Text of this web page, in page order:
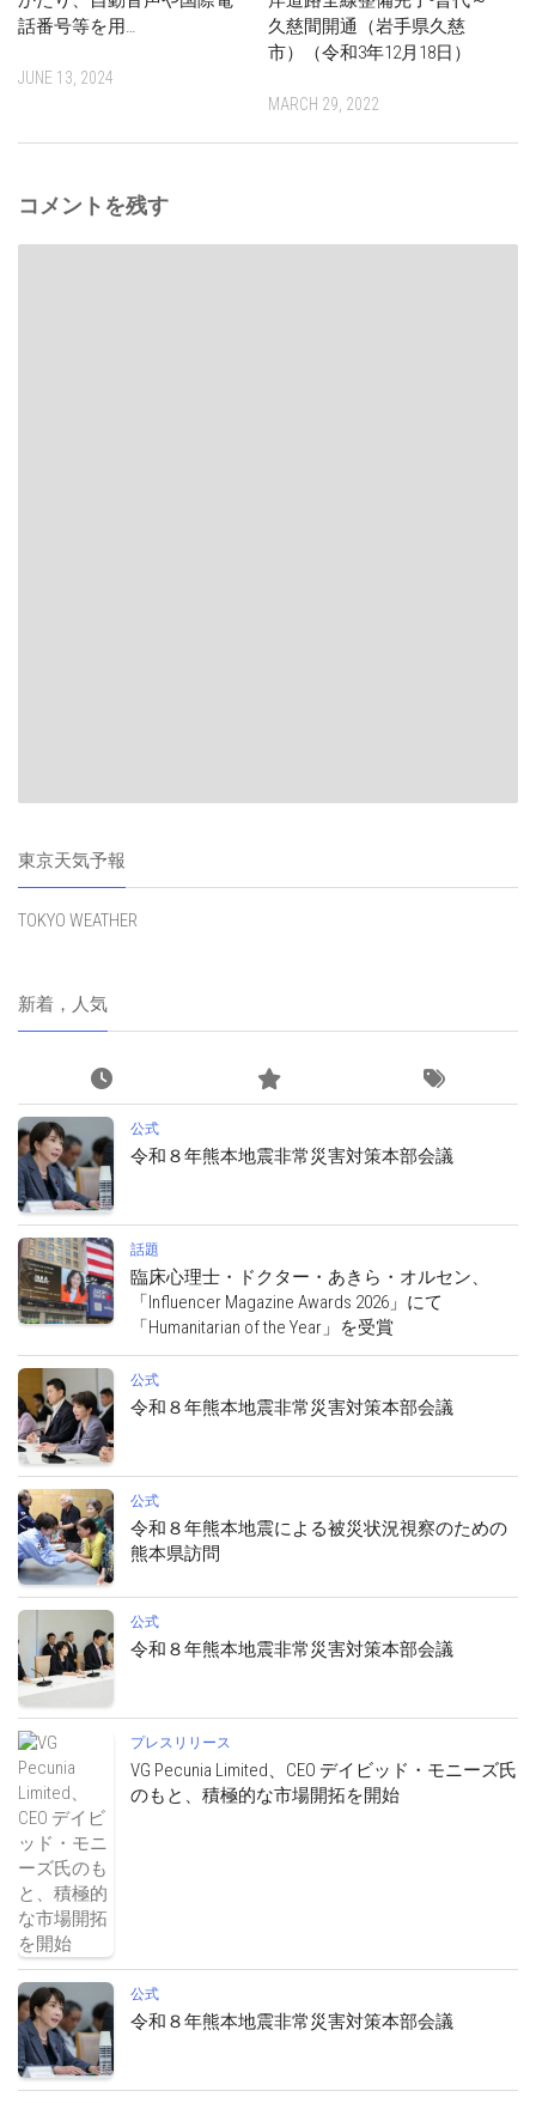
話番号等を用…
JUNE 13, 2024
久慈間開通（岩手県久慈
市）（令和3年12月18日）
MARCH 29, 2022
コメントを残す
東京天気予報
TOKYO WEATHER
新着，人気
公式
令和８年熊本地震非常災害対策本部会議
話題
臨床心理士・ドクター・あきら・オルセン、
「Influencer Magazine Awards 2026」にて
「Humanitarian of the Year」を受賞
公式
令和８年熊本地震非常災害対策本部会議
公式
令和８年熊本地震による被災状況視察のための
熊本県訪問
公式
令和８年熊本地震非常災害対策本部会議
プレスリリース
VG Pecunia Limited、CEO デイビッド・モニーズ氏
のもと、積極的な市場開拓を開始
公式
令和８年熊本地震非常災害対策本部会議